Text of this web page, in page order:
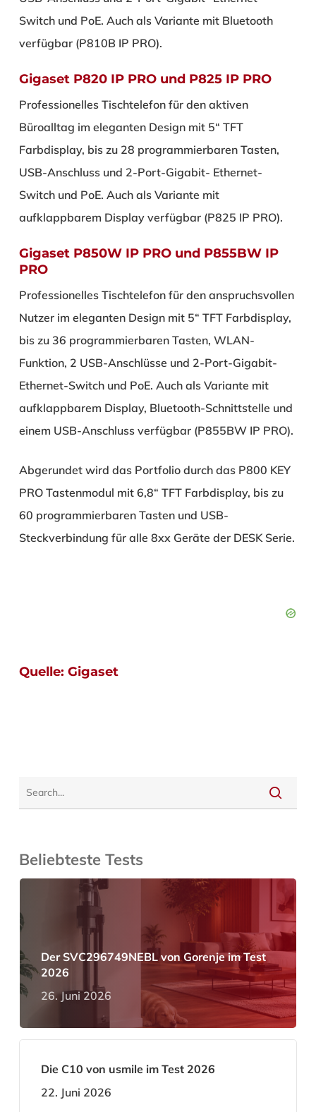
Switch und PoE. Auch als Variante mit Bluetooth
verfügbar (P810B IP PRO).
Gigaset P820 IP PRO und P825 IP PRO
Professionelles Tischtelefon für den aktiven
Büroalltag im eleganten Design mit 5“ TFT
Farbdisplay, bis zu 28 programmierbaren Tasten,
USB-Anschluss und 2-Port-Gigabit- Ethernet-
Switch und PoE. Auch als Variante mit
aufklappbarem Display verfügbar (P825 IP PRO).
Gigaset P850W IP PRO und P855BW IP
PRO
Professionelles Tischtelefon für den anspruchsvollen
Nutzer im eleganten Design mit 5“ TFT Farbdisplay,
bis zu 36 programmierbaren Tasten, WLAN-
Funktion, 2 USB-Anschlüsse und 2-Port-Gigabit-
Ethernet-Switch und PoE. Auch als Variante mit
aufklappbarem Display, Bluetooth-Schnittstelle und
einem USB-Anschluss verfügbar (P855BW IP PRO).
Abgerundet wird das Portfolio durch das P800 KEY
PRO Tastenmodul mit 6,8“ TFT Farbdisplay, bis zu
60 programmierbaren Tasten und USB-
Steckverbindung für alle 8xx Geräte der DESK Serie.
Quelle: Gigaset
Beliebteste Tests
Der SVC296749NEBL von Gorenje im Test
2026
26. Juni 2026
Die C10 von usmile im Test 2026
22. Juni 2026